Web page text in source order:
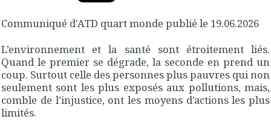
Communiqué d'ATD quart monde publié le 19.06.2026
L’environnement et la santé sont étroitement liés.
Quand le premier se dégrade, la seconde en prend un
coup. Surtout celle des personnes plus pauvres qui non
seulement sont les plus exposés aux pollutions, mais,
comble de l’injustice, ont les moyens d’actions les plus
limités.